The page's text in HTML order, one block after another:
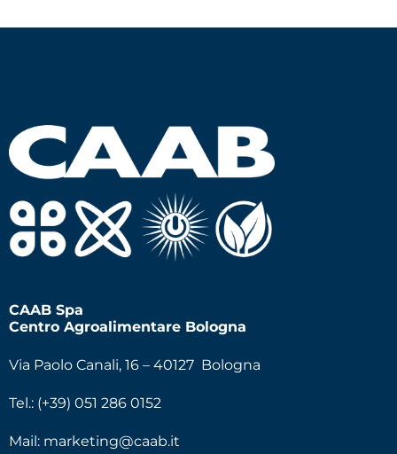
CAAB Spa
Centro Agroalimentare Bologna
Via Paolo Canali, 16 – 40127 Bologna
Tel.: (+39) 051 286 0152
Mail: marketing@caab.it